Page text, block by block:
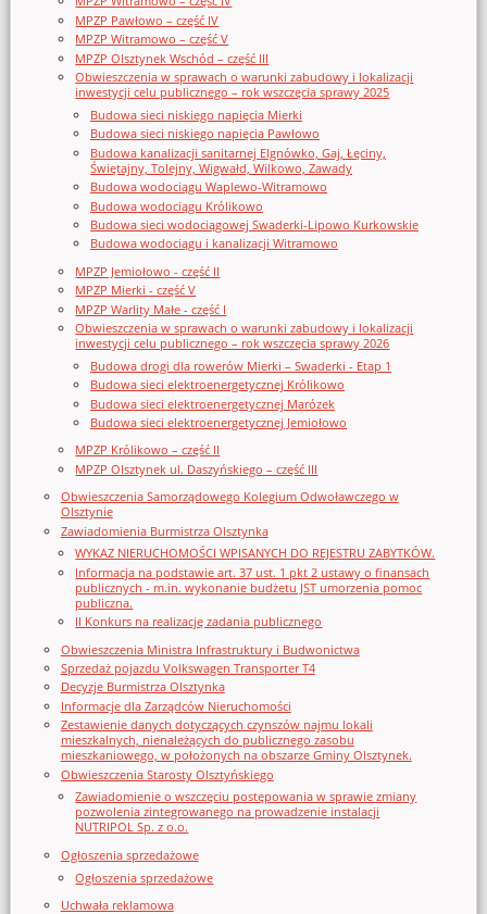
MPZP Pawłowo – część IV
MPZP Witramowo – część V
MPZP Olsztynek Wschód – część III
Obwieszczenia w sprawach o warunki zabudowy i lokalizacji
inwestycji celu publicznego – rok wszczęcia sprawy 2025
Budowa sieci niskiego napięcia Mierki
Budowa sieci niskiego napięcia Pawłowo
Budowa kanalizacji sanitarnej Elgnówko, Gaj, Łęciny,
Świętajny, Tolejny, Wigwałd, Wilkowo, Zawady
Budowa wodociągu Waplewo-Witramowo
Budowa wodociągu Królikowo
Budowa sieci wodociągowej Swaderki-Lipowo Kurkowskie
Budowa wodociągu i kanalizacji Witramowo
MPZP Jemiołowo - część II
MPZP Mierki - część V
MPZP Warlity Małe - część I
Obwieszczenia w sprawach o warunki zabudowy i lokalizacji
inwestycji celu publicznego – rok wszczęcia sprawy 2026
Budowa drogi dla rowerów Mierki – Swaderki - Etap 1
Budowa sieci elektroenergetycznej Królikowo
Budowa sieci elektroenergetycznej Marózek
Budowa sieci elektroenergetycznej Jemiołowo
MPZP Królikowo – część II
MPZP Olsztynek ul. Daszyńskiego – część III
Obwieszczenia Samorządowego Kolegium Odwoławczego w
Olsztynie
Zawiadomienia Burmistrza Olsztynka
WYKAZ NIERUCHOMOŚCI WPISANYCH DO REJESTRU ZABYTKÓW.
Informacja na podstawie art. 37 ust. 1 pkt 2 ustawy o finansach
publicznych - m.in. wykonanie budżetu JST umorzenia pomoc
publiczna.
II Konkurs na realizację zadania publicznego
Obwieszczenia Ministra Infrastruktury i Budwonictwa
Sprzedaż pojazdu Volkswagen Transporter T4
Decyzje Burmistrza Olsztynka
Informacje dla Zarządców Nieruchomości
Zestawienie danych dotyczących czynszów najmu lokali
mieszkalnych, nienależących do publicznego zasobu
mieszkaniowego, w położonych na obszarze Gminy Olsztynek.
Obwieszczenia Starosty Olsztyńskiego
Zawiadomienie o wszczęciu postępowania w sprawie zmiany
pozwolenia zintegrowanego na prowadzenie instalacji
NUTRIPOL Sp. z o.o.
Ogłoszenia sprzedażowe
Ogłoszenia sprzedażowe
Uchwała reklamowa